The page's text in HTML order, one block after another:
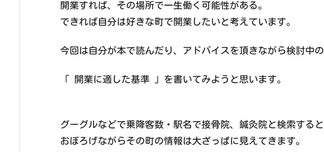
開業すれば、その場所で一生働く可能性がある。
できれば自分は好きな町で開業したいと考えています。
今回は自分が本で読んだり、アドバイスを頂きながら検討中の
「 開業に適した基準 」を書いてみようと思います。
グーグルなどで乗降客数・駅名で接骨院、鍼灸院と検索すると
おぼろげながらその町の情報は大ざっぱに見えてきます。